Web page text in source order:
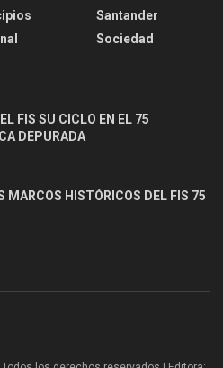
Santander
Sociedad
FIS SU CICLO EN EL 75
DEPURADA
MARCOS HISTÓRICOS DEL FIS 75